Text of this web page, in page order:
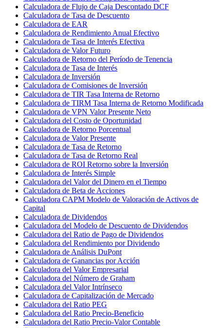
Calculadora de Flujo de Caja Descontado DCF
Calculadora de Tasa de Descuento
Calculadora de EAR
Calculadora de Rendimiento Anual Efectivo
Calculadora de Tasa de Interés Efectiva
Calculadora de Valor Futuro
Calculadora de Retorno del Período de Tenencia
Calculadora de Tasa de Interés
Calculadora de Inversión
Calculadora de Comisiones de Inversión
Calculadora de TIR Tasa Interna de Retorno
Calculadora de TIRM Tasa Interna de Retorno Modificada
Calculadora de VPN Valor Presente Neto
Calculadora del Costo de Oportunidad
Calculadora de Retorno Porcentual
Calculadora de Valor Presente
Calculadora de Tasa de Retorno
Calculadora de Tasa de Retorno Real
Calculadora de ROI Retorno sobre la Inversión
Calculadora de Interés Simple
Calculadora del Valor del Dinero en el Tiempo
Calculadora de Beta de Acciones
Calculadora CAPM Modelo de Valoración de Activos de
Capital
Calculadora de Dividendos
Calculadora del Modelo de Descuento de Dividendos
Calculadora del Ratio de Pago de Dividendos
Calculadora del Rendimiento por Dividendo
Calculadora de Análisis DuPont
Calculadora de Ganancias por Acción
Calculadora del Valor Empresarial
Calculadora del Número de Graham
Calculadora del Valor Intrínseco
Calculadora de Capitalización de Mercado
Calculadora del Ratio PEG
Calculadora del Ratio Precio-Beneficio
Calculadora del Ratio Precio-Valor Contable